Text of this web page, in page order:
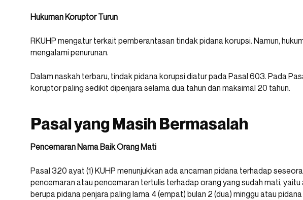
Hukuman Koruptor Turun
RKUHP mengatur terkait pemberantasan tindak pidana korupsi. Namun,
mengalami penurunan.
Dalam naskah terbaru, tindak pidana korupsi diatur pada Pasal 603. Pada
koruptor paling sedikit dipenjara selama dua tahun dan maksimal 20 tahun.
Pasal yang Masih Bermasalah
Pencemaran Nama Baik Orang Mati
Pasal 320 ayat (1) KUHP menunjukkan ada ancaman pidana terhadap
pencemaran atau pencemaran tertulis terhadap orang yang sudah mati,
berupa pidana penjara paling lama 4 (empat) bulan 2 (dua) minggu atau